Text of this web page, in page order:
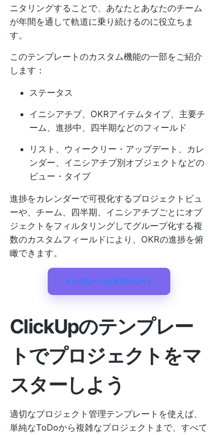
ニタリングすることで、あなたとあなたのチーム
が年間を通して軌道に乗り続けるのに役立ちま
す。
このテンプレートのカスタム機能の一部をご紹介
します：
ステータス
イニシアチブ、OKRアイテムタイプ、主要チ
ーム、進捗中、四半期などのフィールド
リスト、ウィークリー・アップデート、カレ
ンダー、イニシアチブ別オブジェクトなどの
ビュー・タイプ
進捗をカレンダーで可視化するプロジェクトビュ
ーや、チーム、四半期、イニシアチブごとにオブ
ジェクトをフィルタリングしてグループ化する複
数のカスタムフィールドにより、OKRの進捗を俯
瞰できます。
テンプレートのダウンロード
ClickUpのテンプレー
トでプロジェクトをマ
スターしよう
適切なプロジェクト管理テンプレートを使えば、
単純なToDoから複雑なプロジェクトまで、すべて